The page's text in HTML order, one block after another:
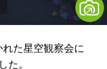
た星空観察会に
た。